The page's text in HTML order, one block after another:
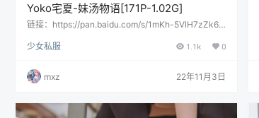
Yoko宅夏-妹汤物语[171P-1.02G]
链接：https://pan.baidu.com/s/1mKh-5VlH7zZk6X
少女私服
1.1k 0
mxz 22年11月3日